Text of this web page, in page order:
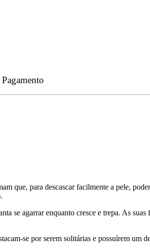
que, para descascar facilmente a pele,
se agarrar enquanto cresce e trepa. As suas
se por serem solitárias e possuírem um